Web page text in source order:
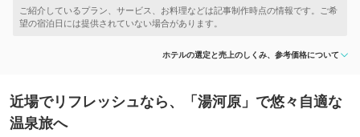
ホテルの選定と売上のしくみ、参考価格について
近場でリフレッシュなら、「湯河原」で悠々自適な
温泉旅へ